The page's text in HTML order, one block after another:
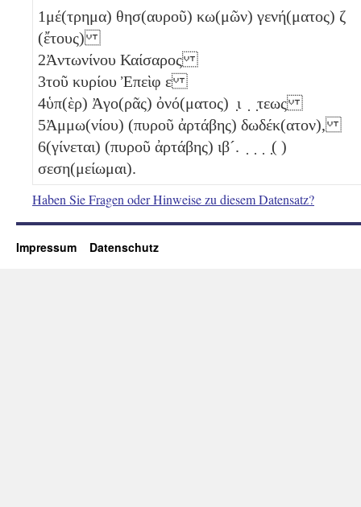
1μέ(τρημα) θησ(αυροῦ) κω(μῶν) γενή(ματος) ζ
(ἔτους)
2Ἀντωνίνου Καίσαρος
3τοῦ κυρίου Ἐπεὶφ ε
4ὑπ(ὲρ) Ἀγο(ρᾶς) ὀνό(ματος) ̣ι ̣ ̣τεως
5Ἀμμω(νίου) (πυροῦ ἀρτάβης) δωδέκ(ατον),
6(γίνεται) (πυροῦ ἀρτάβης) ιβ´. ̣ ̣ ̣ ̣( )
σεση(μείωμαι).
Haben Sie Fragen oder Hinweise zu diesem Datensatz?
Impressum Datenschutz